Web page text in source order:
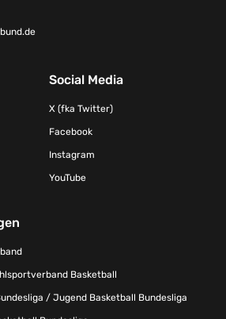
Social Media
X (fka Twitter)
Facebook
Instagram
YouTube
Basketball
/ Jugend Basketball Bundesliga